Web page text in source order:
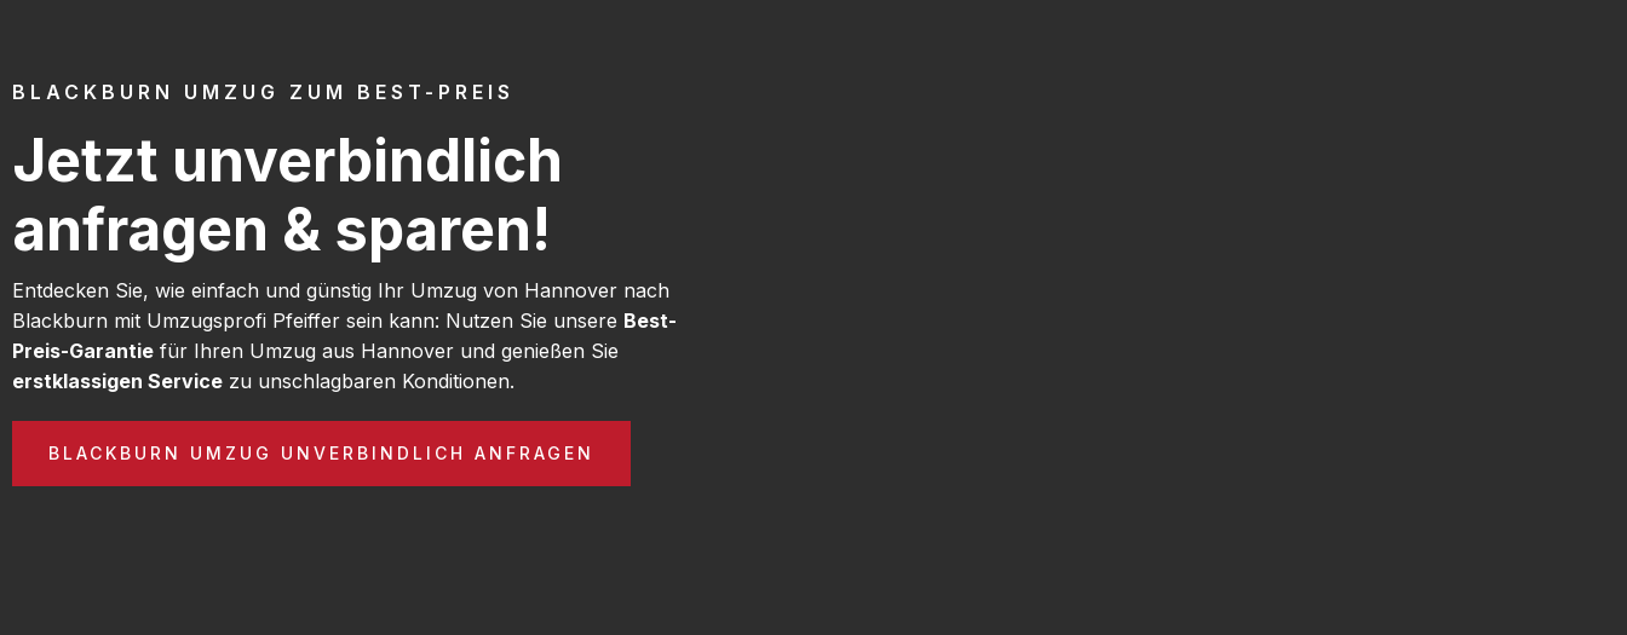
BLACKBURN UMZUG ZUM BEST-PREIS
Jetzt unverbindlich
anfragen & sparen!
Entdecken Sie, wie einfach und günstig Ihr Umzug von Hannover nach
Blackburn mit Umzugsprofi Pfeiffer sein kann: Nutzen Sie unsere Best-
Preis-Garantie für Ihren Umzug aus Hannover und genießen Sie
erstklassigen Service zu unschlagbaren Konditionen.
BLACKBURN UMZUG UNVERBINDLICH ANFRAGEN